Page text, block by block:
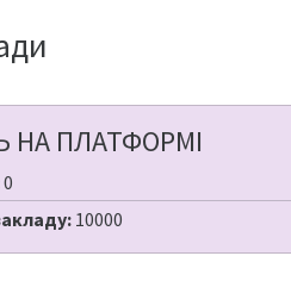
НА ПЛАТФОРМІ
0
10000